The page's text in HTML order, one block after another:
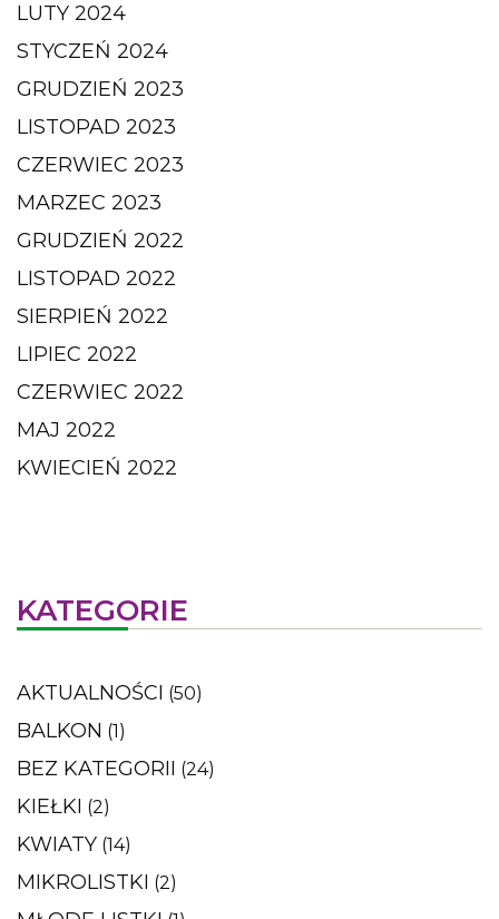
LUTY 2024
STYCZEŃ 2024
GRUDZIEŃ 2023
LISTOPAD 2023
CZERWIEC 2023
MARZEC 2023
GRUDZIEŃ 2022
LISTOPAD 2022
SIERPIEŃ 2022
LIPIEC 2022
CZERWIEC 2022
MAJ 2022
KWIECIEŃ 2022
KATEGORIE
AKTUALNOŚCI (50)
BALKON (1)
BEZ KATEGORII (24)
KIEŁKI (2)
KWIATY (14)
MIKROLISTKI (2)